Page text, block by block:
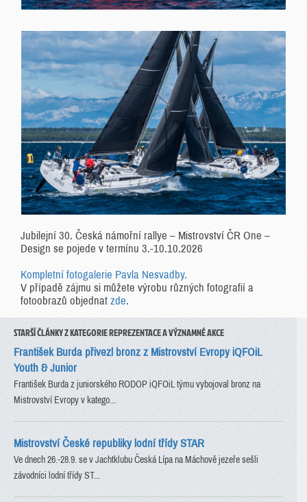
Jubilejní 30. Česká námořní rallye – Mistrovství ČR One –
Design se pojede v termínu 3.-10.10.2026
Kompletní fotogalerie Pavla Nesvadby.
V případě zájmu si můžete výrobu různých fotografií a
fotoobrazů objednat zde.
STARŠÍ ČLÁNKY Z KATEGORIE REPREZENTACE A VÝZNAMNÉ AKCE
František Burda přivezl bronz z Mistrovství Evropy iQFOiL
Youth & Junior
František Burda z juniorského RODOP iQFOiL týmu vybojoval bronz na
Mistrovství Evropy v katego...
Mistrovství České republiky lodní třídy STAR
Ve dnech 26.-28.9. se v Jachtklubu Česká Lípa na Máchově jezeře sešli
závodníci lodní třídy ST...